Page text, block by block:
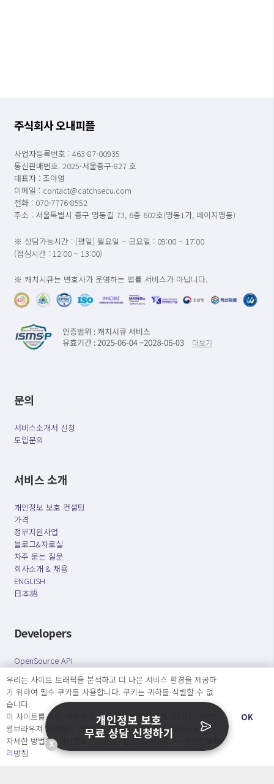
주식회사 오내피플
사업자등록번호 : 463-87-00935
통신판매번호: 2025-서울중구-827 호
대표자 : 조아영
이메일 : contact@catchsecu.com
전화 : 070-7776-8552
주소 : 서울특별시 중구 명동길 73, 6층 602호(명동1가, 페이지명동)
※ 상담가능시간 : [평일] 월요일 ~ 금요일 : 09:00 ~ 17:00
(점심시간 : 12:00 ~ 13:00)
※ 캐치시큐는 변호사가 운영하는 법률 서비스가 아닙니다.
문의
서비스소개서 신청
도입문의
서비스 소개
개인정보 보호 컨설팅
가격
정부지원사업
블로그&자료실
자주 묻는 질문
회사소개 & 채용
ENGLISH
日本語
Developers
OpenSource API
오늘보다 더 나은 내일을 만드는 사람들
개인정보처리방침
○ 개인정보보호 컴플라이언스를 선도하겠습니다.
○ 정보주체의 권리를 보장하겠습니다.
○ 기업의 개인정보보호를 위한 효율적 관리를 보장하겠습니다.
우리는 사이트 트래픽을 분석하고 더 나은 서비스 환경을 제공하
기 위하여 필수 쿠키를 사용합니다. 쿠키는 귀하를 식별할 수 없
습니다.
이 사이트를 계속 사용하면 쿠키 사용에 동의하게 됩니다. 귀하는
웹브라우져 설정에서 언제든지 쿠키를 삭제 할 수있습니다.
자세한 방법은 “개인정보처리방침” 을 참고하세요. →
리방침
OK
X
개인정보 보호
무료 상담 신청하기